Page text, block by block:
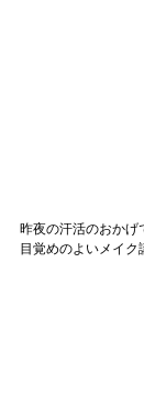
昨夜の汗活のおかげ
目覚めのよいメイク